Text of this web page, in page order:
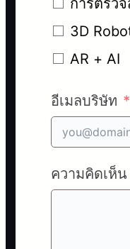
การตรว
3D
AR + AI
อีเมลบริษัท
ความคิดเห็น